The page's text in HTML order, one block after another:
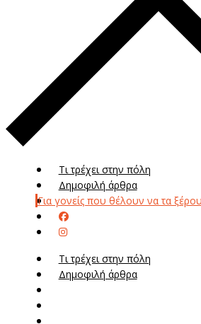
Τι τρέχει στην πόλη
Δημοφιλή άρθρα
Για γονείς που θέλουν να τα
Τι τρέχει στην πόλη
Δημοφιλή άρθρα